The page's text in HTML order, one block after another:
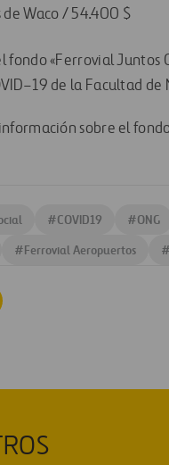
de Waco /54.400 $
fondo «Ferrovial Juntos
–19 de la Facultad de
sobre el fo
#COVID19 #ONG
#Ferrovial Aeropuertos #